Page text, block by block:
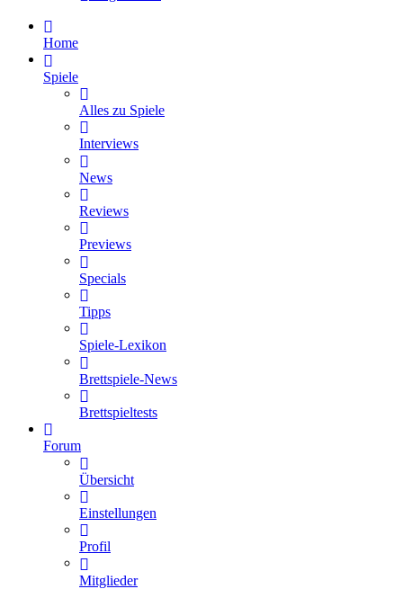
Home
Spiele
Alles zu Spiele
Interviews
News
Reviews
Previews
Specials
Tipps
Spiele-Lexikon
Brettspiele-News
Brettspieltests
Forum
Übersicht
Einstellungen
Profil
Mitglieder